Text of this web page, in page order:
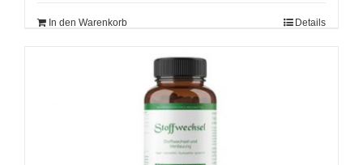
In den Warenkorb Details